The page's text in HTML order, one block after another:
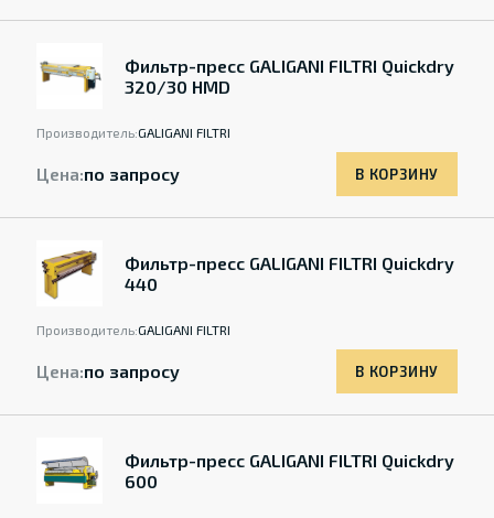
Фильтр-пресс GALIGANI FILTRI Quickdry
320/30 HMD
Производитель:GALIGANI FILTRI
Цена:по запросу В КОРЗИНУ
Фильтр-пресс GALIGANI FILTRI Quickdry
440
Производитель:GALIGANI FILTRI
Цена:по запросу В КОРЗИНУ
Фильтр-пресс GALIGANI FILTRI Quickdry
600